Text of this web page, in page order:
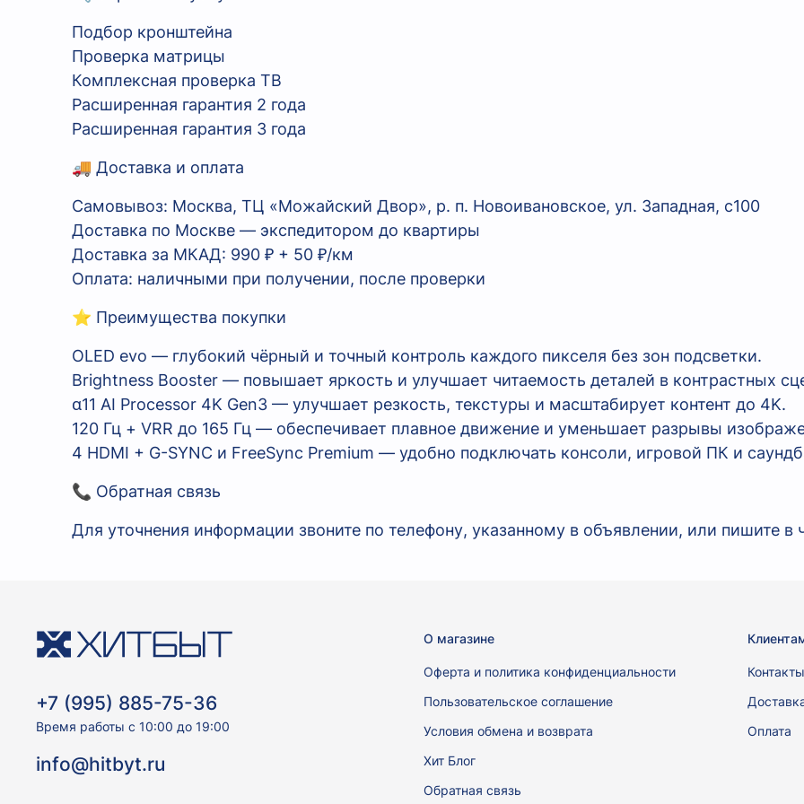
Подбор кронштейна
Проверка матрицы
Комплексная проверка ТВ
Расширенная гарантия 2 года
Расширенная гарантия 3 года
🚚 Доставка и оплата
Самовывоз: Москва, ТЦ «Можайский Двор», р. п. Новоивановское, ул. Западная, с100
Доставка по Москве — экспедитором до квартиры
Доставка за МКАД: 990 ₽ + 50 ₽/км
Оплата: наличными при получении, после проверки
⭐ Преимущества покупки
OLED evo — глубокий чёрный и точный контроль каждого пикселя без зон подсветки.
Brightness Booster — повышает яркость и улучшает читаемость деталей в контрастных
α11 AI Processor 4K Gen3 — улучшает резкость, текстуры и масштабирует контент до 4K.
120 Гц + VRR до 165 Гц — обеспечивает плавное движение и уменьшает разрывы
4 HDMI + G-SYNC и FreeSync Premium — удобно подключать консоли, игровой ПК и
📞 Обратная связь
Для уточнения информации звоните по телефону, указанному в объявлении, или пишите в
О магазине
Оферта и политика конфиденциальности
Пользовательское соглашение
Условия обмена и возврата
Хит Блог
Обратная связь
Контакты
Оплата
+7 (995) 885-75-36
Время работы с 10:00 до 19:00
info@hitbyt.ru